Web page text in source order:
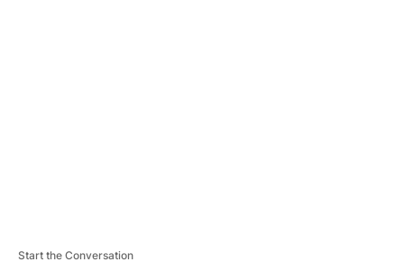
Start the Conversation